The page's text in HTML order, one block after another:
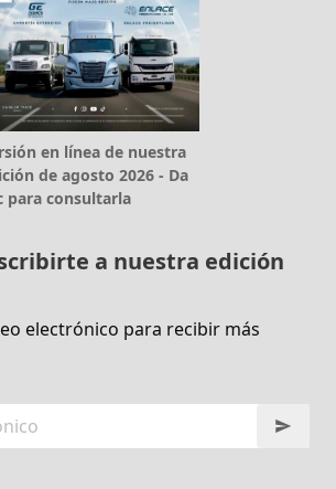
en línea de nuestra
de agosto 2026 - Da
para consultarla
a nuestra edición
electrónico para recibir más